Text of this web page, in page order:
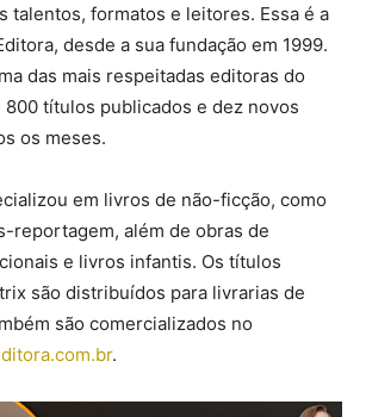
talentos, formatos e leitores. Essa é a
desde a sua fundação em 1999.
das mais respeitadas editoras do
800 títulos publicados e dez novos
os meses.
em livros de não-ficção, como
reportagem, além de obras de
e livros infantis. Os títulos
são distribuídos para livrarias de
são comercializados no
.